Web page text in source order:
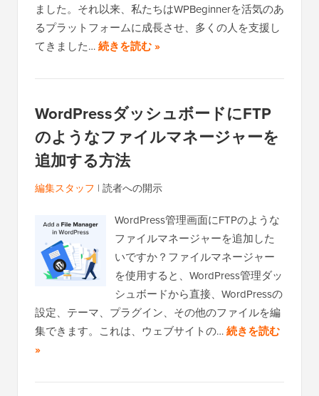
ました。それ以来、私たちはWPBeginnerを活気のあ
るプラットフォームに成長させ、多くの人を支援し
てきました…続きを読む »
WordPressダッシュボードにFTP
のようなファイルマネージャーを
追加する方法
編集スタッフ | 読者への開示
WordPress管理画面にFTPのような
ファイルマネージャーを追加した
いですか？ファイルマネージャー
を使用すると、WordPress管理ダッ
シュボードから直接、WordPressの
設定、テーマ、プラグイン、その他のファイルを編
集できます。これは、ウェブサイトの…続きを読む
»